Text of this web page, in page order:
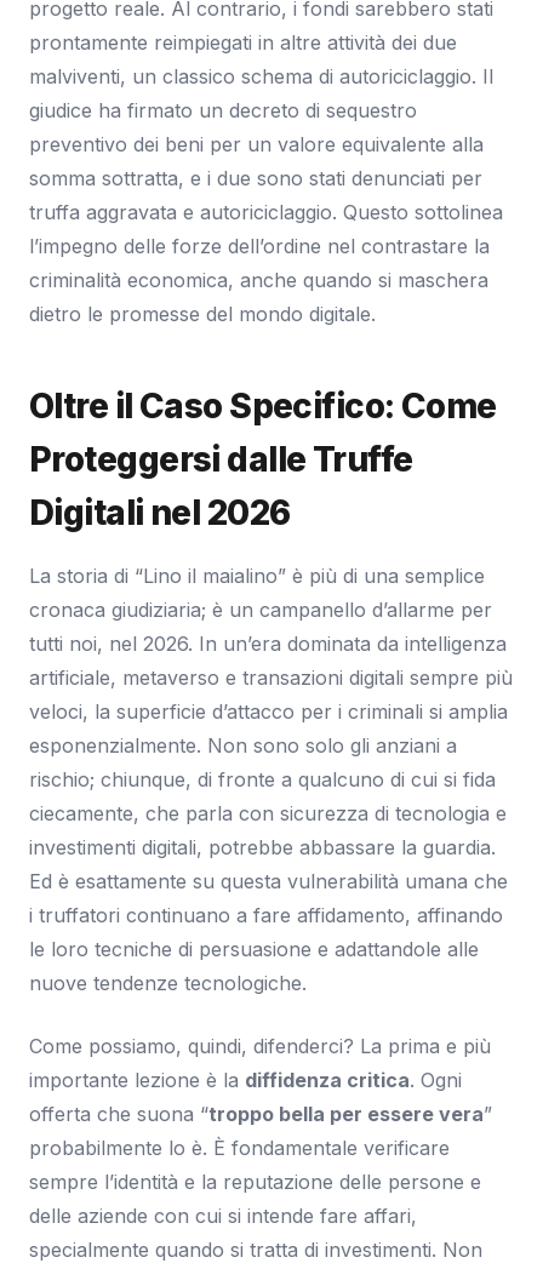
progetto reale. Al contrario, i fondi sarebbero stati
prontamente reimpiegati in altre attività dei due
malviventi, un classico schema di autoriciclaggio. Il
giudice ha firmato un decreto di sequestro
preventivo dei beni per un valore equivalente alla
somma sottratta, e i due sono stati denunciati per
truffa aggravata e autoriciclaggio. Questo sottolinea
l’impegno delle forze dell’ordine nel contrastare la
criminalità economica, anche quando si maschera
dietro le promesse del mondo digitale.
Oltre il Caso Specifico: Come
Proteggersi dalle Truffe
Digitali nel 2026
La storia di “Lino il maialino” è più di una semplice
cronaca giudiziaria; è un campanello d’allarme per
tutti noi, nel 2026. In un’era dominata da intelligenza
artificiale, metaverso e transazioni digitali sempre più
veloci, la superficie d’attacco per i criminali si amplia
esponenzialmente. Non sono solo gli anziani a
rischio; chiunque, di fronte a qualcuno di cui si fida
ciecamente, che parla con sicurezza di tecnologia e
investimenti digitali, potrebbe abbassare la guardia.
Ed è esattamente su questa vulnerabilità umana che
i truffatori continuano a fare affidamento, affinando
le loro tecniche di persuasione e adattandole alle
nuove tendenze tecnologiche.
Come possiamo, quindi, difenderci? La prima e più
importante lezione è la diffidenza critica. Ogni
offerta che suona “troppo bella per essere vera”
probabilmente lo è. È fondamentale verificare
sempre l’identità e la reputazione delle persone e
delle aziende con cui si intende fare affari,
specialmente quando si tratta di investimenti. Non